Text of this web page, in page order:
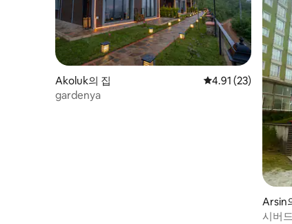
Akoluk의 집 평점 4.91점(5점 만
4.91 (23)
gardenya
Arsin
시버